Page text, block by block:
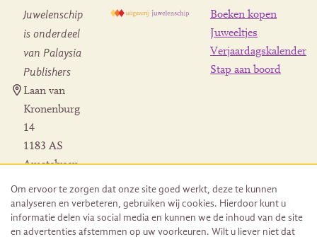
Juwelenschip
is onderdeel
van Palaysia
Publishers
Laan van
Kronenburg
14
1183 AS
Amstelveen
Herroeping
bestelling
Boeken kopen
Juweeltjes
Verjaardagskalender
Stap aan boord
Om ervoor te zorgen dat onze site goed werkt, deze te kunnen
analyseren en verbeteren, gebruiken wij cookies. Hierdoor kunt u
informatie delen via social media en kunnen we de inhoud van de site
en advertenties afstemmen op uw voorkeuren. Wilt u liever niet dat